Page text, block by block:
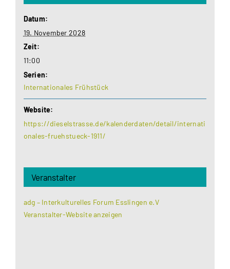
Datum:
19. November 2028
Zeit:
11:00
Serien:
Internationales Frühstück
Website:
https://dieselstrasse.de/kalenderdaten/detail/internati
onales-fruehstueck-1911/
Veranstalter
adg – Interkulturelles Forum Esslingen e.V
Veranstalter-Website anzeigen